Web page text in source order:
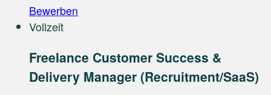
Bewerben
Vollzeit
Freelance Customer Success &
Delivery Manager (Recruitment/SaaS)